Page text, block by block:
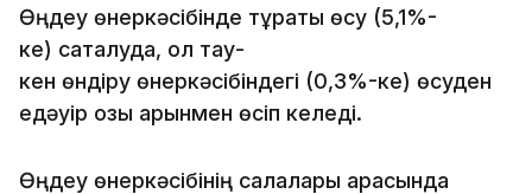
Өңдеу өнеркәсібінде тұрақты өсу (5,1%-
ке) сақталуда, ол тау-
кен өндіру өнеркәсібіндегі (0,3%-ке) өсуден
едәуір озық қарқынмен өсіп келеді.
Өңдеу өнеркәсібінің салалары арасында